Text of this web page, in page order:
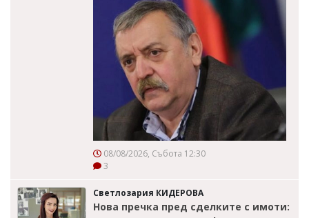
08/08/2026, Събота 12:30
3
Светлозария КИДЕРОВА
Нова пречка пред сделките с имоти: